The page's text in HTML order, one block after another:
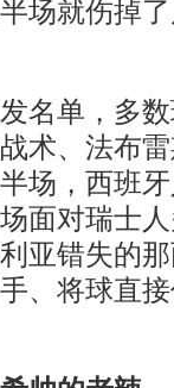
场就伤掉
单，多数
术、法布
场，西班
面对瑞士
亚错失的
、将球直